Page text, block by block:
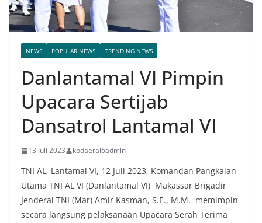
NEWS POPULAR NEWS TRENDING NEWS
Danlantamal VI Pimpin
Upacara Sertijab
Dansatrol Lantamal VI
13 Juli 2023 kodaeral6admin
TNI AL, Lantamal VI, 12 Juli 2023, Komandan Pangkalan
Utama TNI AL VI (Danlantamal VI) Makassar Brigadir
Jenderal TNI (Mar) Amir Kasman, S.E., M.M. memimpin
secara langsung pelaksanaan Upacara Serah Terima